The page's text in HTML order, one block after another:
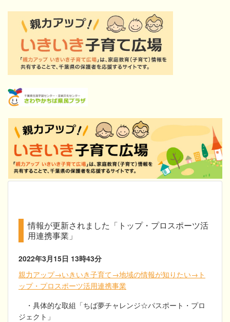
情報が更新されました「トップ・プロスポーツ活
用連携事業」
2022年3月15日 13時43分
親力アップ→いきいき子育て→地域の情報が知りたい→ト
ップ・プロスポーツ活用連携事業
・具体的な取組「ちば夢チャレンジ☆パスポート・プロ
ジェクト」